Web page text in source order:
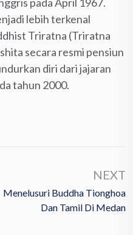
lebih terkenal
Triratna (Triratna
secara resmi pensiun
diri dari jajaran
tahun 2000.
NEXT
Menelusuri Buddha Tionghoa
Dan Tamil Di Medan